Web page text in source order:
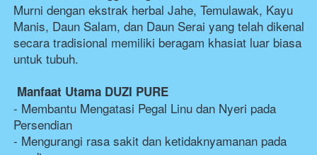
Murni dengan ekstrak herbal Jahe, Temulawak, Kayu
Manis, Daun Salam, dan Daun Serai yang telah dikenal
secara tradisional memiliki beragam khasiat luar biasa
untuk tubuh.
Manfaat Utama DUZI PURE
- Membantu Mengatasi Pegal Linu dan Nyeri pada
Persendian
- Mengurangi rasa sakit dan ketidaknyamanan pada